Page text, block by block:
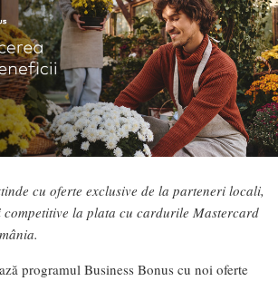
cu oferte exclusive de la parteneri locali,
la plata cu cardurile Mastercard
programul Business Bonus cu noi oferte